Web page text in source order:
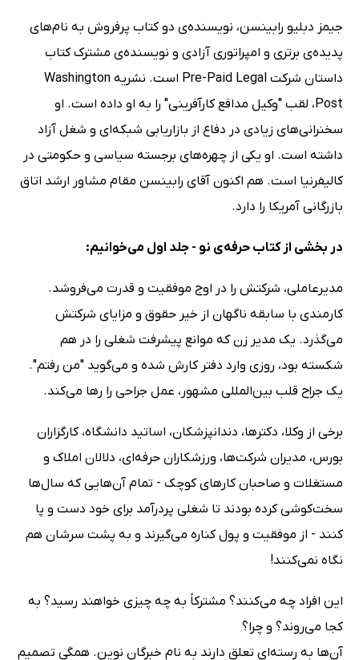
جیمز دبلیو رابینسن، نویسنده‌ی دو کتاب پرفروش به‌ نام‌های
پدیده‌ی برتری و امپراتوری آزادی و نویسنده‌ی مشترک کتاب
داستان شرکت Pre-Paid Legal است. نشریه Washington
Post، لقب "وکیل مدافع کارآفرینی" را به او داده است. او
سخنرانی‌های زیادی در دفاع از بازاریابی شبکه‌ای و شغل آزاد
داشته است. او یکی از چهره‌های برجسته سیاسی و حکومتی در
کالیفرنیا است. هم‌ اکنون آقای رابینسن مقام مشاور ارشد اتاق
بازرگانی آمریکا را دارد.
در بخشی از کتاب حرفه‌ی نو - جلد اول می‌خوانیم:
مدیرعاملی، شرکتش را در اوج موفقیت و قدرت می‌فروشد.
کارمندی با سابقه ناگهان از خیر حقوق و مزایای شرکتش
می‌گذرد. یک مدیر زن که موانع پیشرفت شغلی را در هم
شکسته بود، روزی وارد دفتر کارش شده و می‌گوید "من رفتم".
یک جراح قلب بین‌المللی مشهور، عمل جراحی را رها می‌کند.
برخی از وکلا، دکترها، دندانپزشکان، اساتید دانشگاه، کارگزاران
بورس، مدیران شرکت‌ها، ورزشکاران حرفه‌ای، دلالان املاک و
مستغلات و صاحبان کارهای کوچک - تمام آن‌هایی که سال‌ها
سخت‌‌کوشی کرده بودند تا شغلی پردرآمد برای خود دست و پا
کنند - از موفقیت و پول کناره می‌گیرند و به پشت سرشان هم
نگاه نمی‌کنند!
این افراد چه می‌کنند؟ مشترکاً به چه چیزی خواهند رسید؟ به
کجا می‌روند؟ و چرا؟
آن‌ها به رسته‌ای تعلق دارند به‌ نام خبرگان نوین. همگی تصمیم